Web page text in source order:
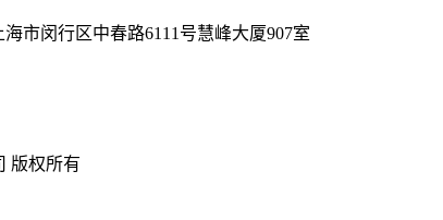
海市闵行区中春路6111号慧峰大厦907室
版权所有